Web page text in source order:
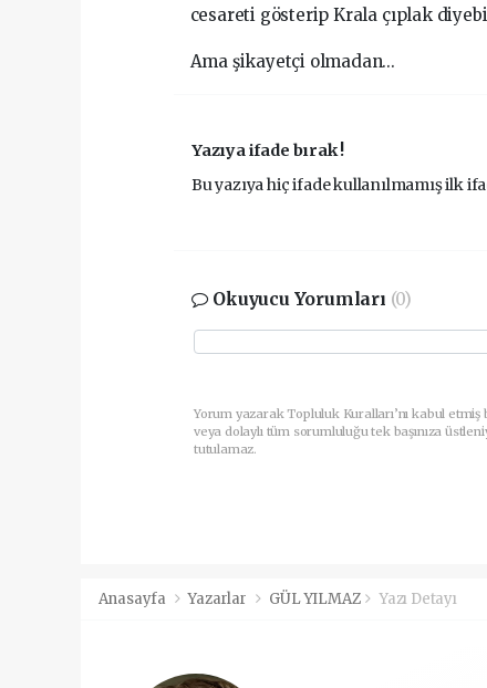
cesareti gösterip Krala çıplak
Ama şikayetçi olmadan...
Yazıya ifade bırak !
Bu yazıya hiç ifade kullanılmamış ilk
Okuyucu Yorumları (0)
Yorum yazarak Topluluk Kuralları’nı kabul
veya dolaylı tüm sorumluluğu tek başınıza
tutulamaz.
Anasayfa Yazarlar GÜL YILMAZ Yazı Detayı